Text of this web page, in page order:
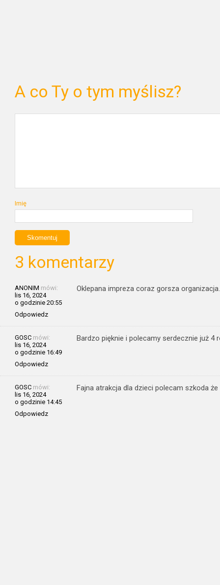
A co Ty o tym myślisz?
Imię
3 komentarzy
ANONIM mówi:
lis 16, 2024
o godzinie 20:55
Odpowiedz
Oklepana impreza coraz gorsza organizacja.
GOSC mówi:
lis 16, 2024
o godzinie 16:49
Odpowiedz
Bardzo pięknie i polecamy serdecznie już 4
GOSC mówi:
lis 16, 2024
o godzinie 14:45
Odpowiedz
Fajna atrakcja dla dzieci polecam szkoda